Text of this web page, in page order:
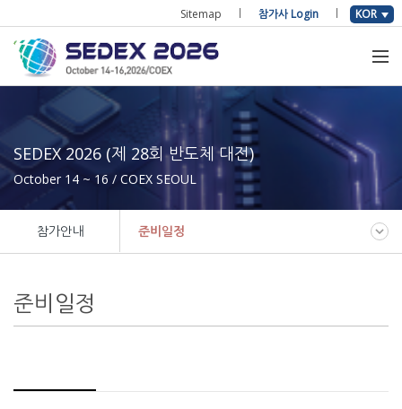
Sitemap 참가사 Login KOR
SEDEX 2026 (제 28회 반도체 대전)
October 14 ~ 16 / COEX SEOUL
참가안내 준비일정
준비일정